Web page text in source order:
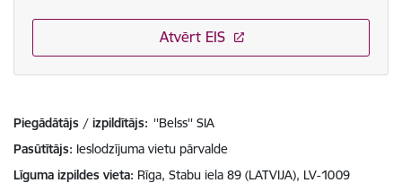
Atvērt EIS
Piegādātājs / izpildītājs: ''Belss'' SIA
Pasūtītājs Ieslodzījuma vietu pārvalde
Līguma izpildes vieta Rīga, Stabu iela 89 (LATVIJA), LV-1009